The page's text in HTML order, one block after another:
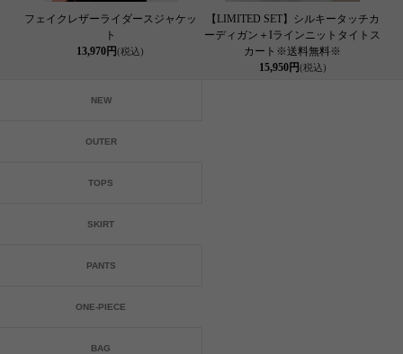
フェイクレザーライダースジャケッ
ト
13,970円(税込)
【LIMITED SET】シルキータッチカ
ーディガン＋Iラインニットタイトス
カート※送料無料※
15,950円(税込)
NEW
OUTER
TOPS
SKIRT
PANTS
ONE-PIECE
BAG